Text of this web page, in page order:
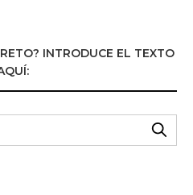
INTRODUCE EL TEXTO